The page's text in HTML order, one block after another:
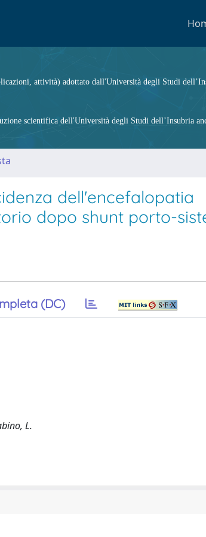
attività) adottato dall'Università degli Studi
scientifica dell'Università degli Studi dell’Insubria
dell'encefalopatia
dopo shunt porto-
(DC)
L.